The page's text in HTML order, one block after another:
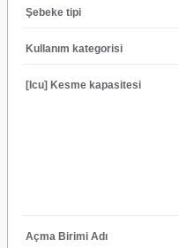
Şebeke tipi
Kullanım kategorisi
[Icu] Kesme kapasitesi
Açma Birimi Adı